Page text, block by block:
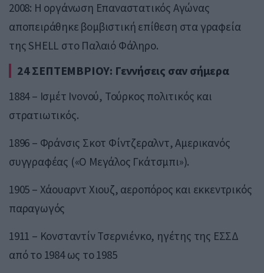
2008: Η οργάνωση Επαναστατικός Αγώνας
αποπειράθηκε βομβιστική επίθεση στα γραφεία
της SHELL στο Παλαιό Φάληρο.
24 ΣΕΠΤΕΜΒΡΙΟΥ: Γεννήσεις σαν σήμερα
1884 – Ισμέτ Ινονού, Τούρκος πολιτικός και
στρατιωτικός.
1896 – Φράνσις Σκοτ Φίντζεραλντ, Αμερικανός
συγγραφέας («Ο Μεγάλος Γκάτσμπι»).
1905 – Χάουαρντ Χιουζ, αεροπόρος και εκκεντρικός
παραγωγός
1911 – Κονσταντίν Τσερνιένκο, ηγέτης της ΕΣΣΔ
από το 1984 ως το 1985